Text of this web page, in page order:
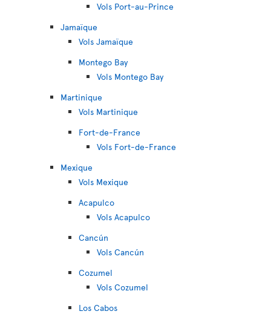
Vols Port-au-Prince
Jamaïque
Vols Jamaïque
Montego Bay
Vols Montego Bay
Martinique
Vols Martinique
Fort-de-France
Vols Fort-de-France
Mexique
Vols Mexique
Acapulco
Vols Acapulco
Cancún
Vols Cancún
Cozumel
Vols Cozumel
Los Cabos